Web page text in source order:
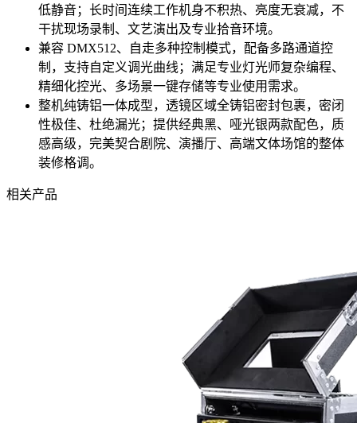
低静音；长时间连续工作机身不积热、亮度无衰减，不
干扰现场录制、文艺演出及专业拾音环境。
兼容 DMX512、自走多种控制模式，配备多路通道控
制，支持自定义调光曲线；满足专业灯光师复杂编程、
精细化控光、多场景一键存储等专业使用需求。
整机纯铸铝一体成型，透镜区域全铸铝密封包裹，密闭
性极佳、杜绝漏光；提供经典黑、哑光银两款配色，质
感高级，完美契合剧院、演播厅、高端文体场馆的整体
装修格调。
相关产品